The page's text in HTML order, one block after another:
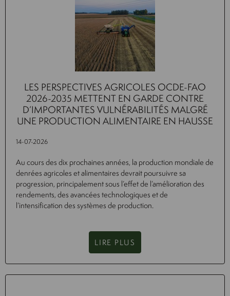
LES PERSPECTIVES AGRICOLES OCDE-FAO
2026-2035 METTENT EN GARDE CONTRE
D’IMPORTANTES VULNÉRABILITÉS MALGRÉ
UNE PRODUCTION ALIMENTAIRE EN HAUSSE
14-07-2026
Au cours des dix prochaines années, la production mondiale de
denrées agricoles et alimentaires devrait poursuivre sa
progression, principalement sous l’effet de l’amélioration des
rendements, des avancées technologiques et de
l’intensification des systèmes de production.
LIRE PLUS